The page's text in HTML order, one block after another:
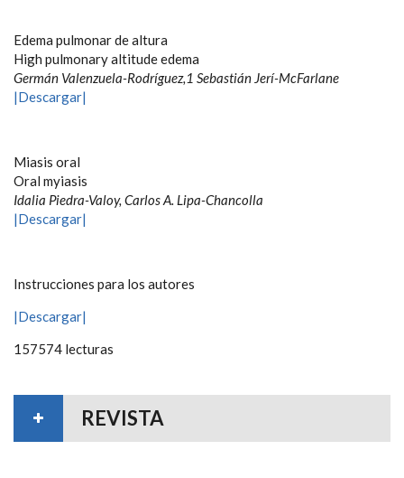
Edema pulmonar de altura
High pulmonary altitude edema
Germán Valenzuela-Rodríguez,1 Sebastián Jerí-McFarlane
|Descargar|
Miasis oral
Oral myiasis
Idalia Piedra-Valoy, Carlos A. Lipa-Chancolla
|Descargar|
Instrucciones para los autores
|Descargar|
157574 lecturas
REVISTA